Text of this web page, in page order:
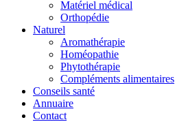
Matériel médical
Orthopédie
Naturel
Aromathérapie
Homéopathie
Phytothérapie
Compléments alimentaires
Conseils santé
Annuaire
Contact